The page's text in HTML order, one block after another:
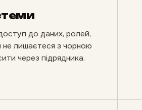
до даних, ролей,
не лишаєтеся з чорною
через підрядника.